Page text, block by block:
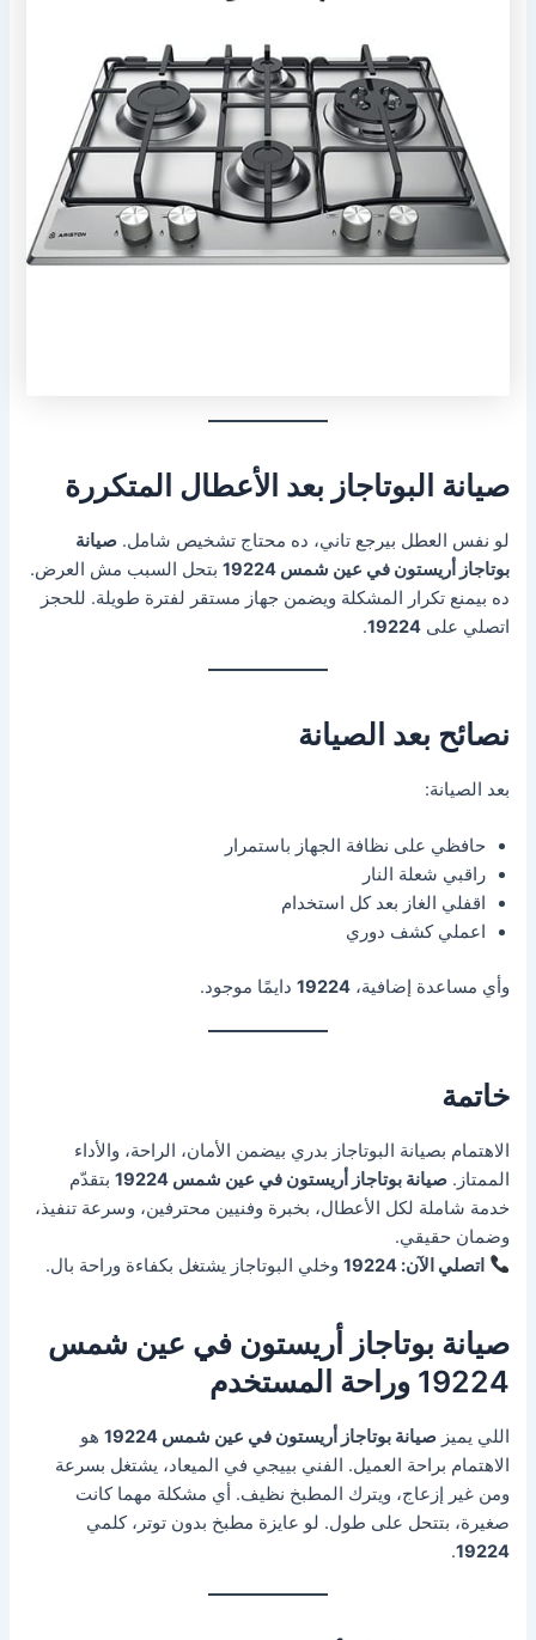
صيانة البوتاجاز بعد الأعطال المتكررة
لو نفس العطل بيرجع تاني، ده محتاج تشخيص شامل.صيانة
بوتاجاز أريستون في عين شمس 19224
بتحل السبب مش العرض.
ده بيمنع تكرار المشكلة ويضمن جهاز مستقر لفترة طويلة. للحجز
اتصلي على19224
.
نصائح بعد الصيانة
بعد الصيانة:
حافظي على نظافة الجهاز باستمرار
راقبي شعلة النار
اقفلي الغاز بعد كل استخدام
اعملي كشف دوري
وأي مساعدة إضافية،19224 دايمًا موجود.
خاتمة
الاهتمام بصيانة البوتاجاز بدري بيضمن الأمان، الراحة، والأداء
الممتاز.صيانة بوتاجاز أريستون في عين شمس 19224
بتقدّم
خدمة شاملة لكل الأعطال، بخبرة وفنيين محترفين، وسرعة تنفيذ،
وضمان حقيقي.
اتصلي الآن: 19224
وخلي البوتاجاز يشتغل بكفاءة وراحة بال.
صيانة بوتاجاز أريستون في عين شمس
19224 وراحة المستخدم
اللي يميزصيانة بوتاجاز أريستون في عين شمس 19224
هو
الاهتمام براحة العميل. الفني بييجي في الميعاد، يشتغل بسرعة
ومن غير إزعاج، ويترك المطبخ نظيف. أي مشكلة مهما كانت
صغيرة، بتتحل على طول. لو عايزة مطبخ بدون توتر، كلمي
19224
.